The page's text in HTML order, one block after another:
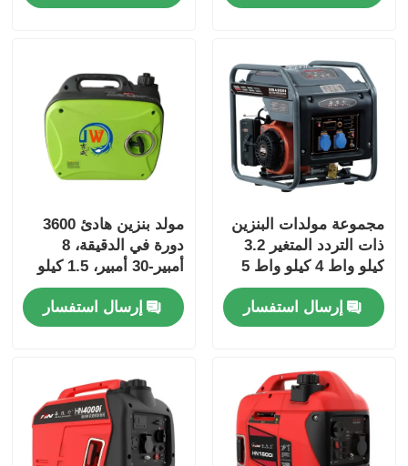
مجموعة مولدات البنزين
ذات التردد المتغير 3.2
كيلو واط 4 كيلو واط 5
كيلو واط مولد صامت
بنزين
إرسال استفسار
مولد بنزين هادئ 3600
دورة في الدقيقة، 8
أمبير-30 أمبير، 1.5 كيلو
واط، 2 كيلو واط، 2.5
كيلو واط، 3 كيلو واطإرسال استفسار